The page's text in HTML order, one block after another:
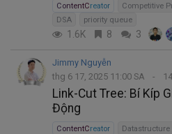
ContentCreator Competitive
DSA
priority queue
1.6K 8 3
Jimmy Nguyễn
thg 6 17, 2025 11:00 SA
Link-Cut Tree: Bí Kíp
Động
ContentCreator